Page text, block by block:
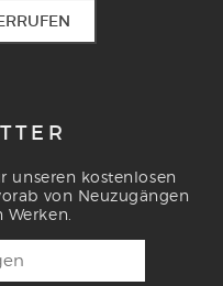
unseren kostenlosen
von Neuzugängen